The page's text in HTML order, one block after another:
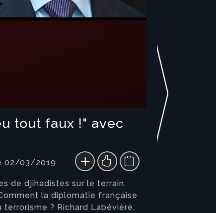
tout faux !" avec
02/03/2019
de djihadistes sur le terrain.
la diplomatie française
? Richard Labévière,